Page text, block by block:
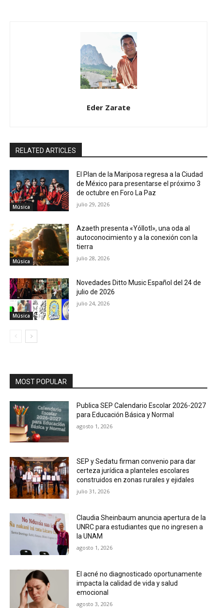
Eder Zarate
RELATED ARTICLES
Música
El Plan de la Mariposa regresa a la Ciudad
de México para presentarse el próximo 3
de octubre en Foro La Paz
julio 29, 2026
Música
Azaeth presenta «Yóllotl», una oda al
autoconocimiento y a la conexión con la
tierra
julio 28, 2026
Música
Novedades Ditto Music Español del 24 de
julio de 2026
julio 24, 2026
MOST POPULAR
Publica SEP Calendario Escolar 2026-2027
para Educación Básica y Normal
agosto 1, 2026
SEP y Sedatu firman convenio para dar
certeza jurídica a planteles escolares
construidos en zonas rurales y ejidales
julio 31, 2026
Claudia Sheinbaum anuncia apertura de la
UNRC para estudiantes que no ingresen a
la UNAM
agosto 1, 2026
El acné no diagnosticado oportunamente
impacta la calidad de vida y salud
emocional
agosto 3, 2026